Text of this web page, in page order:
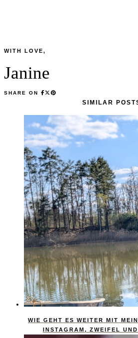
WITH LOVE,
Janine
SHARE ON
SIMILAR
WIE GEHT ES WEITER MIT
INSTAGRAM, ZWEIFEL